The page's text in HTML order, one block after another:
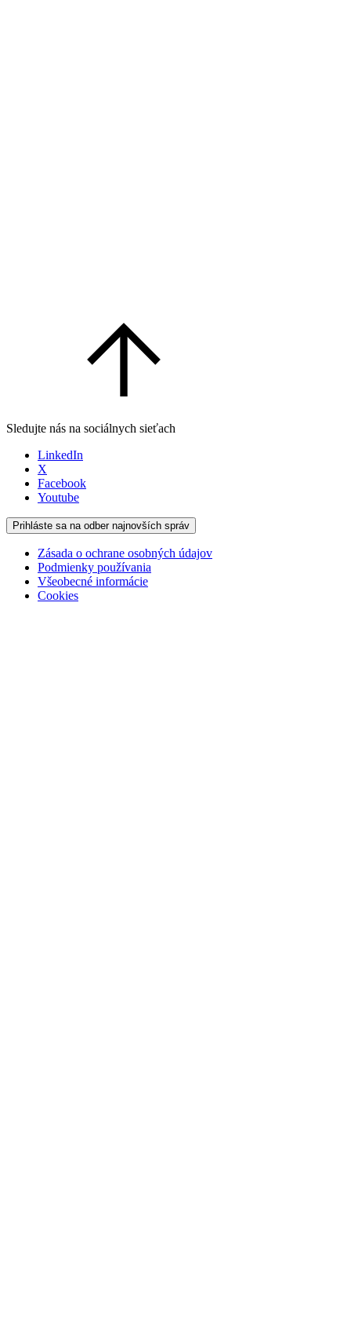
Sledujte nás na sociálnych sieťach
LinkedIn
X
Facebook
Youtube
Prihláste sa na odber najnovších správ
Zásada o ochrane osobných údajov
Podmienky používania
Všeobecné informácie
Cookies